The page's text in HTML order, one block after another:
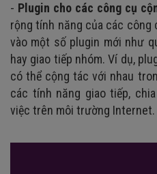
- Plugin cho các công cụ
rộng tính năng của các
vào một số plugin mới như
hay giao tiếp nhóm. Ví dụ,
có thể cộng tác với nhau
các tính năng giao tiếp,
việc trên môi trường Internet.